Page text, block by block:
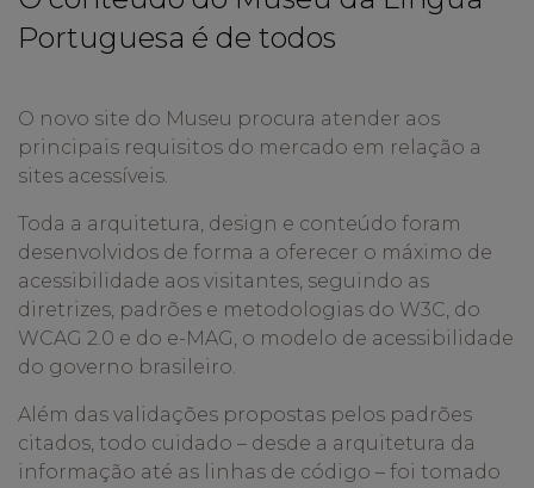
Portuguesa é de todos
O novo site do Museu procura atender aos
principais requisitos do mercado em relação a
sites acessíveis.
Toda a arquitetura, design e conteúdo foram
desenvolvidos de forma a oferecer o máximo de
acessibilidade aos visitantes, seguindo as
diretrizes, padrões e metodologias do W3C, do
WCAG 2.0 e do e-MAG, o modelo de acessibilidade
do governo brasileiro.
Além das validações propostas pelos padrões
citados, todo cuidado – desde a arquitetura da
informação até as linhas de código – foi tomado